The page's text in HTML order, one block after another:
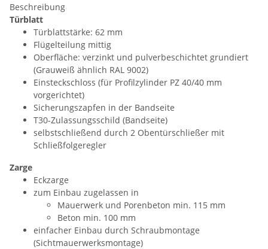
Beschreibung
Türblatt
Türblattstärke: 62 mm
Flügelteilung mittig
Oberfläche: verzinkt und pulverbeschichtet grundiert
(Grauweiß ähnlich RAL 9002)
Einsteckschloss (für Profilzylinder PZ 40/40 mm
vorgerichtet)
Sicherungszapfen in der Bandseite
T30-Zulassungsschild (Bandseite)
selbstschließend durch 2 Obentürschließer mit
Schließfolgeregler
Zarge
Eckzarge
zum Einbau zugelassen in
Mauerwerk und Porenbeton min. 115 mm
Beton min. 100 mm
einfacher Einbau durch Schraubmontage
(Sichtmauerwerksmontage)